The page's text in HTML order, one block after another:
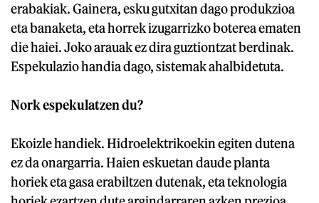
erabakiak. Gainera, esku gutxitan dago produkzioa
eta banaketa, eta horrek izugarrizko boterea ematen
die haiei. Joko arauak ez dira guztiontzat berdinak.
Espekulazio handia dago, sistemak ahalbidetuta.
Nork espekulatzen du?
Ekoizle handiek. Hidroelektrikoekin egiten dutena
ez da onargarria. Haien eskuetan daude planta
horiek eta gasa erabiltzen dutenak, eta teknologia